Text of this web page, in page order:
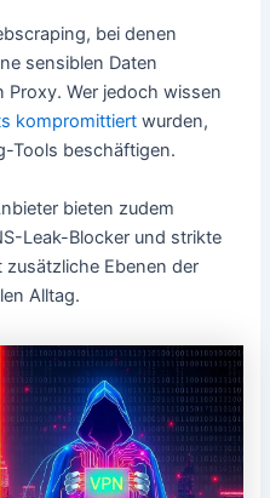
bei denen
sensiblen Daten
Proxy. Wer jedoch wissen
kompromittiert wurden,
Tools beschäftigen.
bieten zudem
Leak-Blocker und strikte
Ebenen der
Alltag.